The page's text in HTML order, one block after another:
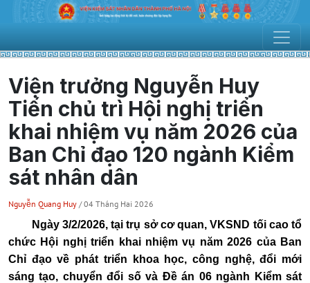
Viện trưởng Nguyễn Huy
Tiến chủ trì Hội nghị triển
khai nhiệm vụ năm 2026 của
Ban Chỉ đạo 120 ngành Kiểm
sát nhân dân
Nguyễn Quang Huy / 04 Tháng Hai 2026
Ngày 3/2/2026, tại trụ sở cơ quan, VKSND tối cao tổ
chức Hội nghị triển khai nhiệm vụ năm 2026 của Ban
Chỉ đạo về phát triển khoa học, công nghệ, đổi mới
sáng tạo, chuyển đổi số và Đề án 06 ngành Kiểm sát